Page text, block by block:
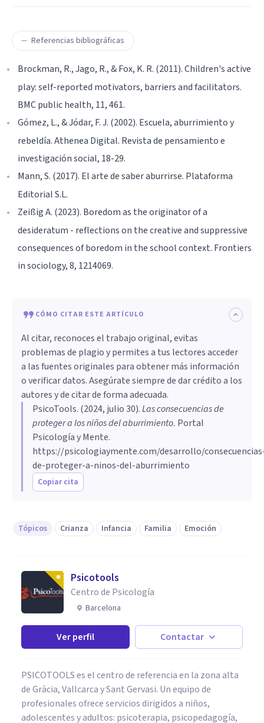
Referencias bibliográficas
Brockman, R., Jago, R., & Fox, K. R. (2011). Children's active
play: self-reported motivators, barriers and facilitators.
BMC public health, 11, 461.
Gómez, L., & Jódar, F. J. (2002). Escuela, aburrimiento y
rebeldía. Athenea Digital. Revista de pensamiento e
investigación social, 18-29.
Mann, S. (2017). El arte de saber aburrirse. Plataforma
Editorial S.L.
Zeißig A. (2023). Boredom as the originator of a
desideratum - reflections on the creative and suppressive
consequences of boredom in the school context. Frontiers
in sociology, 8, 1214069.
CÓMO CITAR ESTE ARTÍCULO
Al citar, reconoces el trabajo original, evitas
problemas de plagio y permites a tus lectores acceder
a las fuentes originales para obtener más información
o verificar datos. Asegúrate siempre de dar crédito a los
autores y de citar de forma adecuada.
PsicoTools. (2024, julio 30).Las consecuencias de
proteger a los niños del aburrimiento. Portal
Psicología y Mente.
https://psicologiaymente.com/desarrollo/
de-proteger-a-ninos-del-aburrimiento
Copiar cita
Tópicos Crianza Infancia Familia Emoción
Psicotools
Centro de Psicología
Barcelona
Ver perfil Contactar
PSICOTOOLS es el centro de referencia en la zona alta
de Gràcia, Vallcarca y Sant Gervasi. Un equipo de
profesionales ofrece servicios dirigidos a niños,
adolescentes y adultos: psicoterapia, psicopedagogía,